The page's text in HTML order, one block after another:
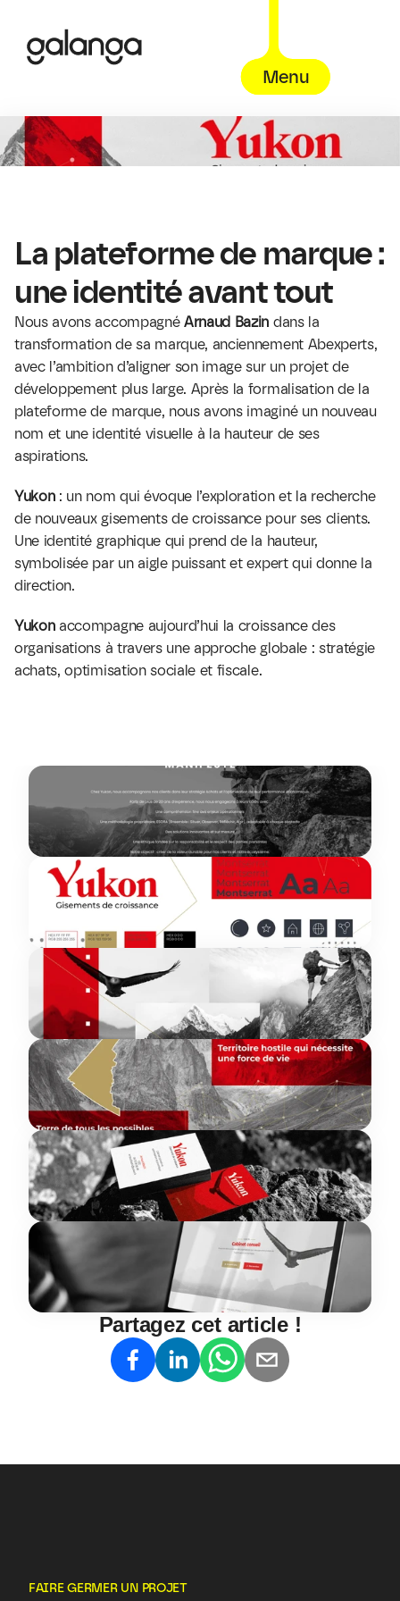
Menu
La plateforme de marque :
une identité avant tout
Nous avons accompagné Arnaud Bazin dans la
transformation de sa marque, anciennement Abexperts,
avec l’ambition d’aligner son image sur un projet de
développement plus large. Après la formalisation de la
plateforme de marque, nous avons imaginé un nouveau
nom et une identité visuelle à la hauteur de ses
aspirations.
Yukon : un nom qui évoque l’exploration et la recherche
de nouveaux gisements de croissance pour ses clients.
Une identité graphique qui prend de la hauteur,
symbolisée par un aigle puissant et expert qui donne la
direction.
Yukon accompagne aujourd’hui la croissance des
organisations à travers une approche globale : stratégie
achats, optimisation sociale et fiscale.
Partagez cet article !
FAIRE GERMER UN PROJET